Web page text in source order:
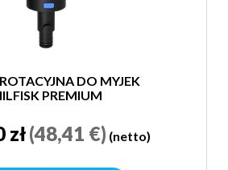
DO MYJEK
PREMIUM
zł(48,41 €) (netto)